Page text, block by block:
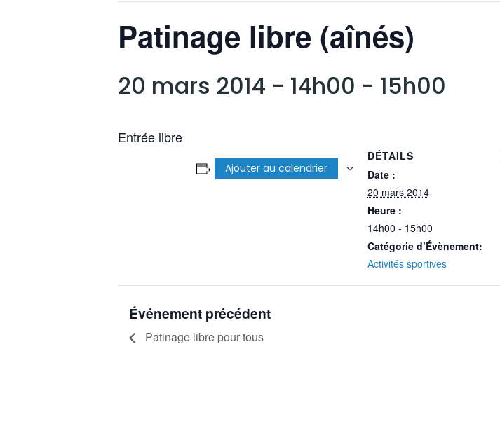
Patinage libre (aînés)
20 mars 2014 - 14h00 - 15h00
Entrée libre
Ajouter au calendrier
DÉTAILS
Date :
20 mars 2014
Heure :
14h00 - 15h00
Catégorie d’Évènement:
Activités sportives
Événement précédent
Patinage libre pour tous